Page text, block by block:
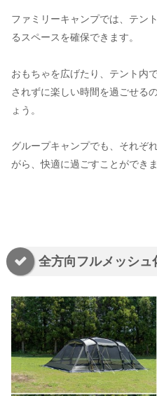
ファミリーキャンプでは、テン
るスペースを確保できます。
おもちゃを広げたり、テント内
されずに楽しい時間を過ごせる
ょう。
グループキャンプでも、それぞ
がら、快適に過ごすことができま
全方向フルメッシュ